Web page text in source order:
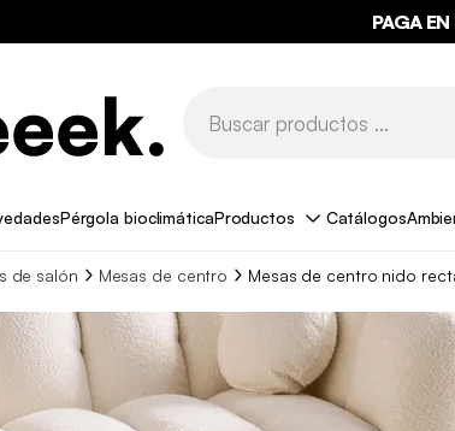
PAGA
Pérgola bioclimáticaProductos Catálogos
de salón Mesas de centro Mesas de centro nido